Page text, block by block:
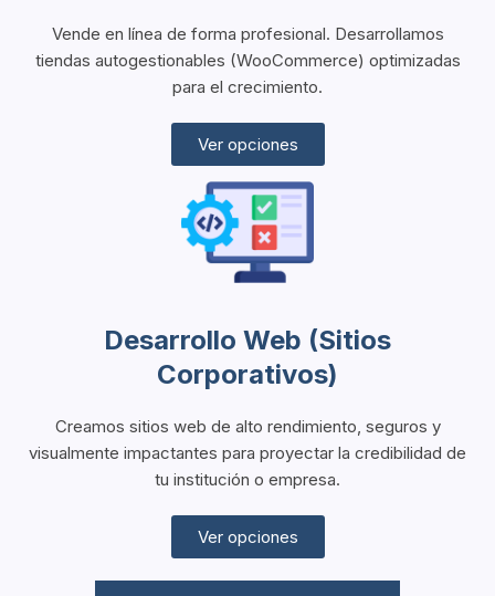
Vende en línea de forma profesional. Desarrollamos
tiendas autogestionables (WooCommerce) optimizadas
para el crecimiento.
Ver opciones
Desarrollo Web (Sitios
Corporativos)
Creamos sitios web de alto rendimiento, seguros y
visualmente impactantes para proyectar la credibilidad de
tu institución o empresa.
Ver opciones